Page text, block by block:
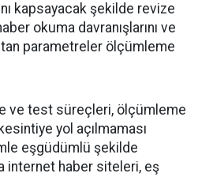
kapsayacak şekilde revize
okuma davranışlarını ve
parametreler ölçümleme
ve test süreçleri, ölçümleme
yol açılmaması
eşgüdümlü şekilde
internet haber siteleri, eş